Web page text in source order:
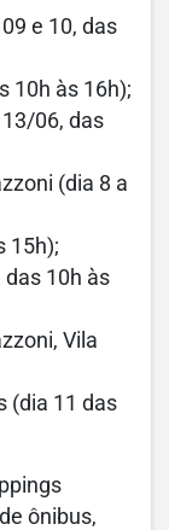
e 10, das
10h às 16h);
06, das
(dia 8 a
15h);
das 10h às
Vila
(dia 11 das
ônibus,